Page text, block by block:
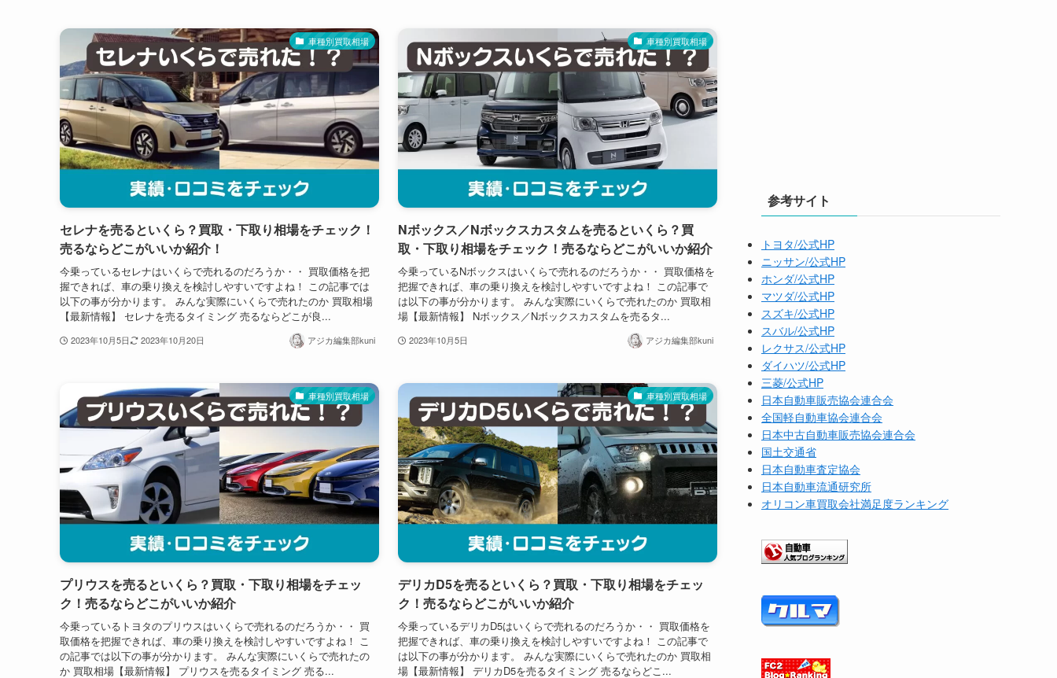
車種別買取相場
セレナを売るといくら？買取・下取り相場をチェック！
売るならどこがいいか紹介！
今乗っているセレナはいくらで売れるのだろうか・・ 買取価格を把
握できれば、車の乗り換えを検討しやすいですよね！ この記事では
以下の事が分かります。 みんな実際にいくらで売れたのか 買取相場
【最新情報】 セレナを売るタイミング 売るならどこが良...
2023年10月5日 2023年10月20日 アジカ編集部kuni
車種別買取相場
Nボックス／Nボックスカスタムを売るといくら？買
取・下取り相場をチェック！売るならどこがいいか紹介
今乗っているNボックスはいくらで売れるのだろうか・・ 買取価格を
把握できれば、車の乗り換えを検討しやすいですよね！ この記事で
は以下の事が分かります。 みんな実際にいくらで売れたのか 買取相
場【最新情報】 Nボックス／Nボックスカスタムを売るタ...
2023年10月5日 アジカ編集部kuni
車種別買取相場
プリウスを売るといくら？買取・下取り相場をチェッ
ク！売るならどこがいいか紹介
今乗っているトヨタのプリウスはいくらで売れるのだろうか・・ 買
取価格を把握できれば、車の乗り換えを検討しやすいですよね！ こ
の記事では以下の事が分かります。 みんな実際にいくらで売れたの
か 買取相場【最新情報】 プリウスを売るタイミング 売る...
車種別買取相場
デリカD5を売るといくら？買取・下取り相場をチェッ
ク！売るならどこがいいか紹介
今乗っているデリカD5はいくらで売れるのだろうか・・ 買取価格を
把握できれば、車の乗り換えを検討しやすいですよね！ この記事で
は以下の事が分かります。 みんな実際にいくらで売れたのか 買取相
場【最新情報】 デリカD5を売るタイミング 売るならどこ...
参考サイト
トヨタ/公式HP
ニッサン/公式HP
ホンダ/公式HP
マツダ/公式HP
スズキ/公式HP
スバル/公式HP
レクサス/公式HP
ダイハツ/公式HP
三菱/公式HP
日本自動車販売協会連合会
全国軽自動車協会連合会
日本中古自動車販売協会連合会
国土交通省
日本自動車査定協会
日本自動車流通研究所
オリコン車買取会社満足度ランキング